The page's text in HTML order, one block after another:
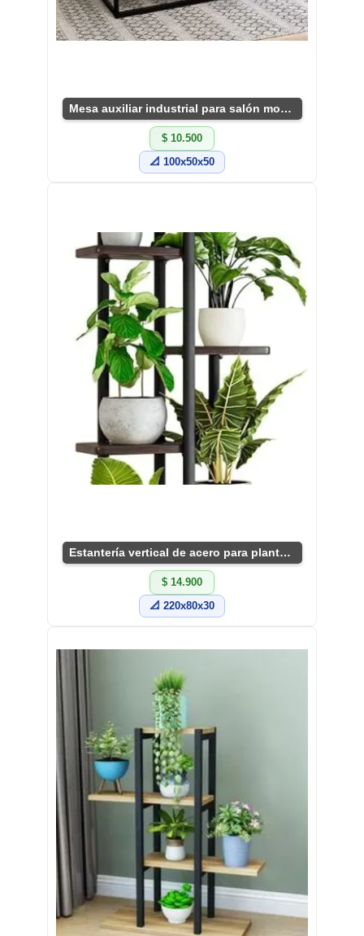
Mesa auxiliar industrial para salón moderno
$ 10.500
📐 100x50x50
Estantería vertical de acero para plantas indoor
$ 14.900
📐 220x80x30